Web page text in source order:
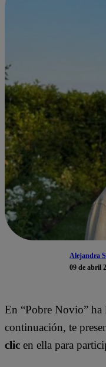
Alejandra
09 de abril
En “Pobre Novio” ha
continuación, te
clic en ella para